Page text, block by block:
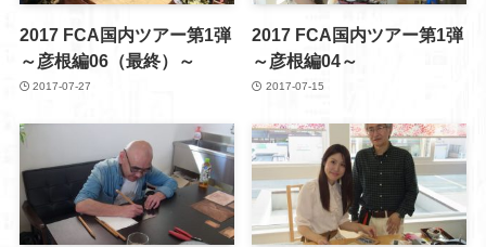
2017 FCA国内ツアー第1弾
～彦根編06（最終）～
2017-07-27
2017 FCA国内ツアー第1弾
～彦根編04～
2017-07-15